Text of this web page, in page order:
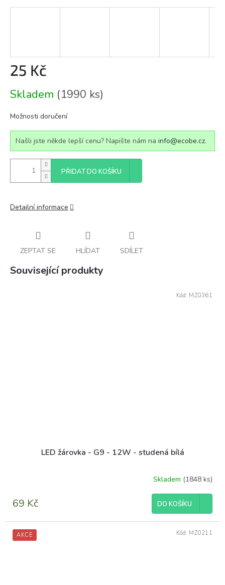
25 Kč
cena:
Skladem (1990 ks)
Možnosti doručení
Našli jste někde lepší cenu? Napište nám na info@ecobe.cz.
PŘIDAT DO KOŠÍKU
Detailní informace
ZEPTAT SE HLÍDAT SDÍLET
Související produkty
LED žárovka - G9 - 12W - studená bílá
Skladem (1848 ks)
69 Kč DO KOŠÍKU
Kód: MZ0361
AKCE Kód: MZ0211